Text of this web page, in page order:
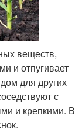
веществ,
и отпугивает
для других
с
и крепкими. В